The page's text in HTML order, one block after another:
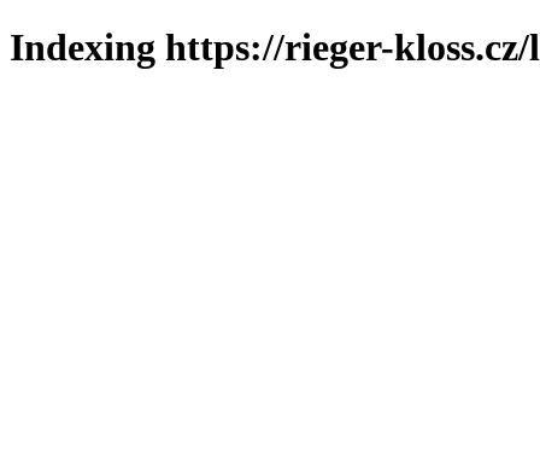
Indexing https://rieger-